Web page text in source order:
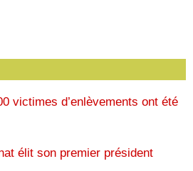
victimes d’enlèvements ont été
élit son premier président